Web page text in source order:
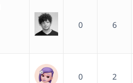
0 6
0 2